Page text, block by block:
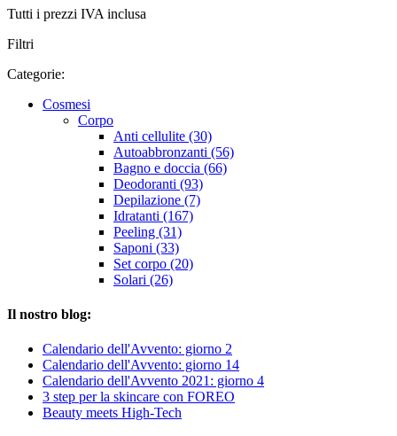
Tutti i prezzi IVA inclusa
Filtri
Categorie:
Cosmesi
Corpo
Anti cellulite (30)
Autoabbronzanti (56)
Bagno e doccia (66)
Deodoranti (93)
Depilazione (7)
Idratanti (167)
Peeling (31)
Saponi (33)
Set corpo (20)
Solari (26)
Il nostro blog:
Calendario dell'Avvento: giorno 2
Calendario dell'Avvento: giorno 14
Calendario dell'Avvento 2021: giorno 4
3 step per la skincare con FOREO
Beauty meets High-Tech